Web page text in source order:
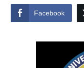
Facebook